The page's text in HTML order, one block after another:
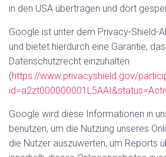
in den USA übertragen und dort
Google ist unter dem Privacy-Shield-
und bietet hierdurch eine Garantie,
Datenschutzrecht einzuhalten
(https://www.privacyshield.gov/
Google wird diese Informationen in
benutzen, um die Nutzung unseres
die Nutzer auszuwerten, um Reports